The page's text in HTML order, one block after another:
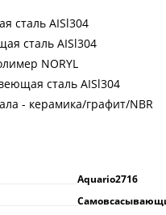
сталь AISl304
сталь AISl304
NORYL
сталь AISl304
- керамика/графит/NВR
Aquario2716